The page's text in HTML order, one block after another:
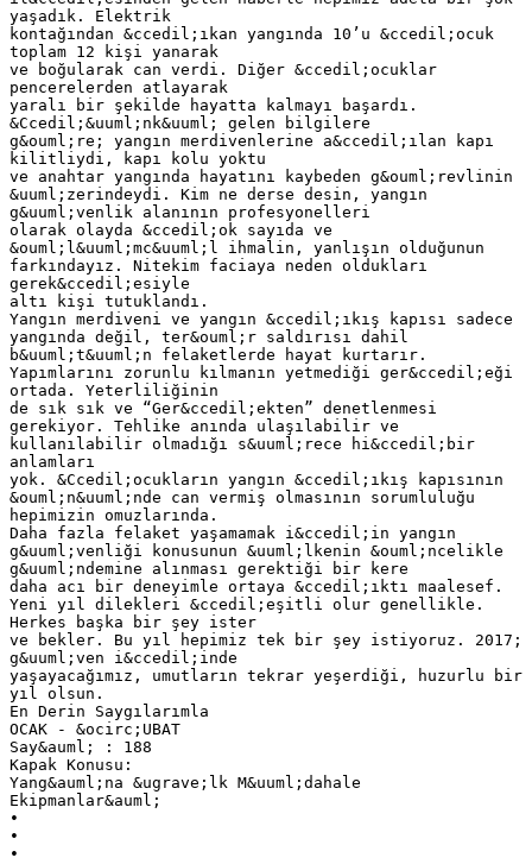
yaşadık. Elektrik
kontağından &ccedil;ıkan yangında 10’u &ccedil;ocuk
toplam 12 kişi yanarak
ve boğularak can verdi. Diğer &ccedil;ocuklar
pencerelerden atlayarak
yaralı bir şekilde hayatta kalmayı başardı.
&Ccedil;&uuml;nk&uuml; gelen bilgilere
g&ouml;re; yangın merdivenlerine a&ccedil;ılan kapı
kilitliydi, kapı kolu yoktu
ve anahtar yangında hayatını kaybeden g&ouml;revlinin
&uuml;zerindeydi. Kim ne derse desin, yangın
g&uuml;venlik alanının profesyonelleri
olarak olayda &ccedil;ok sayıda ve
&ouml;l&uuml;mc&uuml;l ihmalin, yanlışın olduğunun
farkındayız. Nitekim faciaya neden oldukları
gerek&ccedil;esiyle
altı kişi tutuklandı.
Yangın merdiveni ve yangın &ccedil;ıkış kapısı sadece
yangında değil, ter&ouml;r saldırısı dahil
b&uuml;t&uuml;n felaketlerde hayat kurtarır.
Yapımlarını zorunlu kılmanın yetmediği ger&ccedil;eği
ortada. Yeterliliğinin
de sık sık ve “Ger&ccedil;ekten” denetlenmesi
gerekiyor. Tehlike anında ulaşılabilir ve
kullanılabilir olmadığı s&uuml;rece hi&ccedil;bir
anlamları
yok. &Ccedil;ocukların yangın &ccedil;ıkış kapısının
&ouml;n&uuml;nde can vermiş olmasının sorumluluğu
hepimizin omuzlarında.
Daha fazla felaket yaşamamak i&ccedil;in yangın
g&uuml;venliği konusunun &uuml;lkenin &ouml;ncelikle
g&uuml;ndemine alınması gerektiği bir kere
daha acı bir deneyimle ortaya &ccedil;ıktı maalesef.
Yeni yıl dilekleri &ccedil;eşitli olur genellikle.
Herkes başka bir şey ister
ve bekler. Bu yıl hepimiz tek bir şey istiyoruz. 2017;
g&uuml;ven i&ccedil;inde
yaşayacağımız, umutların tekrar yeşerdiği, huzurlu bir
yıl olsun.
En Derin Saygılarımla
OCAK - &ocirc;UBAT
Say&auml; : 188
Kapak Konusu:
Yang&auml;na &ugrave;lk M&uuml;dahale
Ekipmanlar&auml;
•
•
•